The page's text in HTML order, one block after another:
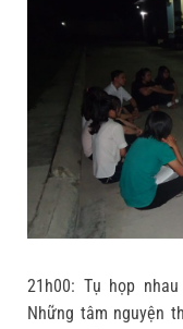
21h00: Tụ họp
Những tâm nguyện